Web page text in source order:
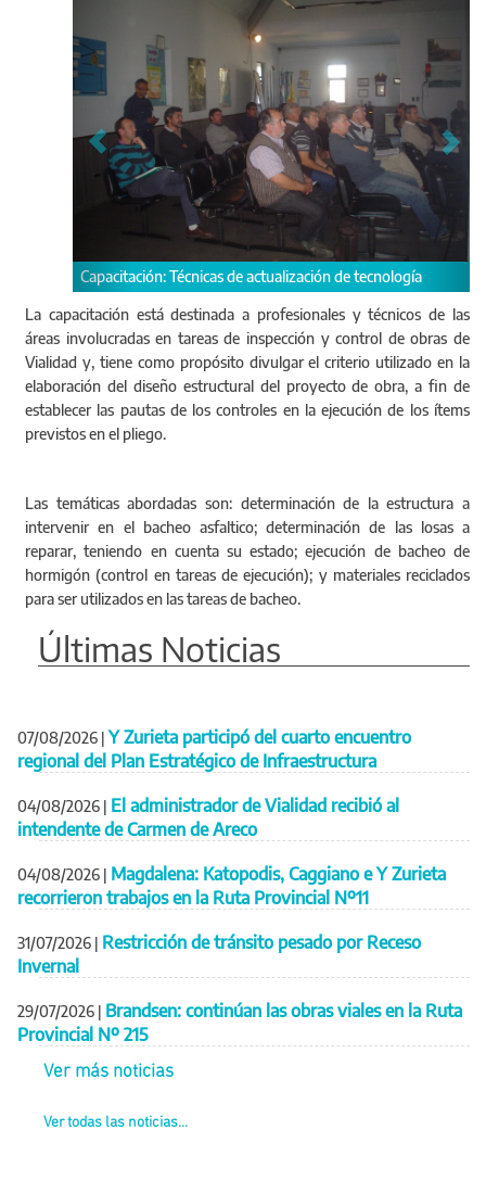
Capacitación: Técnicas de actualización de tecnología
La capacitación está destinada a profesionales y técnicos de las
áreas involucradas en tareas de inspección y control de obras de
Vialidad y, tiene como propósito divulgar el criterio utilizado en la
elaboración del diseño estructural del proyecto de obra, a fin de
establecer las pautas de los controles en la ejecución de los ítems
previstos en el pliego.
Las temáticas abordadas son: determinación de la estructura a
intervenir en el bacheo asfaltico; determinación de las losas a
reparar, teniendo en cuenta su estado; ejecución de bacheo de
hormigón (control en tareas de ejecución); y materiales reciclados
para ser utilizados en las tareas de bacheo.
Últimas Noticias
07/08/2026 | Y Zurieta participó del cuarto encuentro
regional del Plan Estratégico de Infraestructura
04/08/2026 | El administrador de Vialidad recibió al
intendente de Carmen de Areco
04/08/2026 | Magdalena: Katopodis, Caggiano e Y Zurieta
recorrieron trabajos en la Ruta Provincial Nº11
31/07/2026 | Restricción de tránsito pesado por Receso
Invernal
29/07/2026 | Brandsen: continúan las obras viales en la Ruta
Provincial Nº 215
Ver más noticias
Ver todas las noticias...